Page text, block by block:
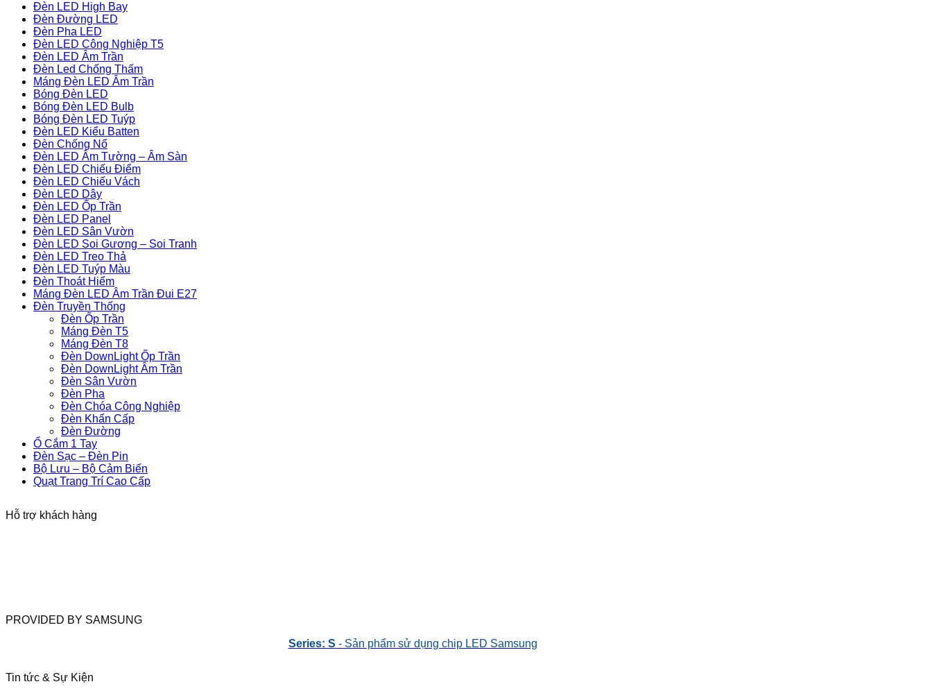
Đèn LED High Bay
Đèn Đường LED
Đèn Pha LED
Đèn LED Công Nghiệp T5
Đèn LED Âm Trần
Đèn Led Chống Thấm
Máng Đèn LED Âm Trần
Bóng Đèn LED
Bóng Đèn LED Bulb
Bóng Đèn LED Tuýp
Đèn LED Kiểu Batten
Đèn Chống Nổ
Đèn LED Âm Tường – Âm Sàn
Đèn LED Chiếu Điểm
Đèn LED Chiếu Vách
Đèn LED Dây
Đèn LED Ốp Trần
Đèn LED Panel
Đèn LED Sân Vườn
Đèn LED Soi Gương – Soi Tranh
Đèn LED Treo Thả
Đèn LED Tuýp Màu
Đèn Thoát Hiểm
Máng Đèn LED Âm Trần Đui E27
Đèn Truyền Thống
Đèn Ốp Trần
Máng Đèn T5
Máng Đèn T8
Đèn DownLight Ốp Trần
Đèn DownLight Âm Trần
Đèn Sân Vườn
Đèn Pha
Đèn Chóa Công Nghiệp
Đèn Khẩn Cấp
Đèn Đường
Ổ Cắm 1 Tay
Đèn Sạc – Đèn Pin
Bộ Lưu – Bộ Cảm Biến
Quạt Trang Trí Cao Cấp
Hỗ trợ khách hàng
PROVIDED BY SAMSUNG
Series: S - Sản phẩm sử dụng chip LED Samsung
Tin tức & Sự Kiện